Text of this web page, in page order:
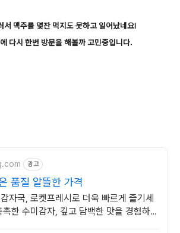
서 맥주를 몇잔 먹지도 못하고 일어났네요!
다시 한번 방문을 해볼까 고민중입니다.
광고
품질 알뜰한 가격
자국, 로켓프레시로 더욱 빠르게 즐기세
한 수미감자, 깊고 담백한 맛을 경험하세